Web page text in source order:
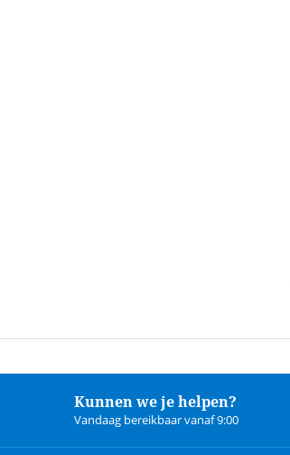
Kunnen we je helpen?
Vandaag bereikbaar vanaf 9:00